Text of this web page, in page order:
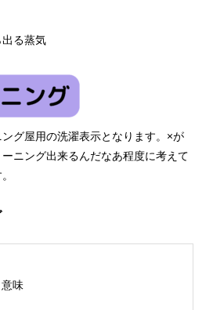
る蒸気
グ屋用の洗濯表示となります。×が
ニング出来るんだなあ程度に考えて
意味